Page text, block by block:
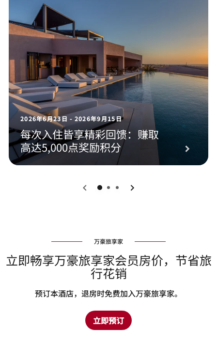
2026年6月23日 - 2026年9月15日
每次入住皆享精彩回馈：赚取
高达5,000点奖励积分
0 1 2
万豪旅享家
立即畅享万豪旅享家会员房价，节省旅
行花销
预订本酒店，退房时免费加入万豪旅享家。
立即预订